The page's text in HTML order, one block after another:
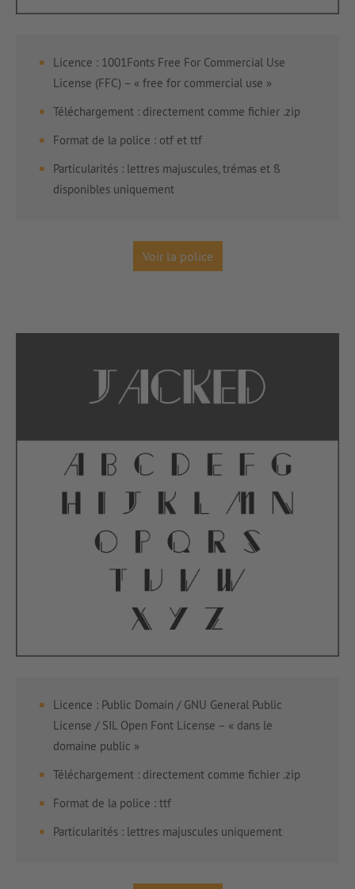
Licence : 1001Fonts Free For Commercial Use
License (FFC) – « free for commercial use »
Téléchargement : directement comme fichier .zip
Format de la police : otf et ttf
Particularités : lettres majuscules, trémas et ß
disponibles uniquement
Voir la police
Licence : Public Domain / GNU General Public
License / SIL Open Font License – « dans le
domaine public »
Téléchargement : directement comme fichier .zip
Format de la police : ttf
Particularités : lettres majuscules uniquement